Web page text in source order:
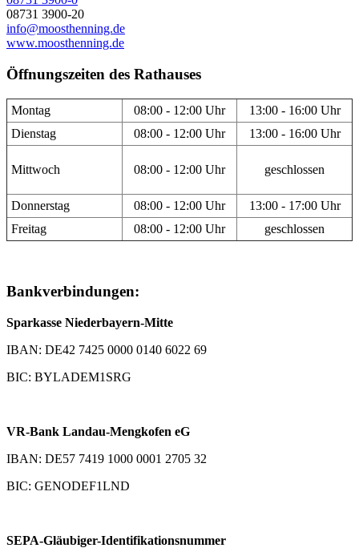
08731 3900-20
info@moosthenning.de
www.moosthenning.de
Öffnungszeiten des Rathauses
Montag 08:00 - 12:00 Uhr
13:00 - 16:00 Uhr
Dienstag
08:00 - 12:00 Uhr 13:00 - 16:00 Uhr
Mittwoch 08:00 - 12:00 Uhr geschlossen
Donnerstag 08:00 - 12:00 Uhr
13:00 - 17:00 Uhr
Freitag
08:00 - 12:00 Uhr geschlossen
Bankverbindungen:
Sparkasse Niederbayern-Mitte
IBAN: DE42 7425 0000 0140 6022 69
BIC: BYLADEM1SRG
VR-Bank Landau-Mengkofen eG
IBAN: DE57 7419 1000 0001 2705 32
BIC: GENODEF1LND
SEPA-Gläubiger-Identifikationsnummer